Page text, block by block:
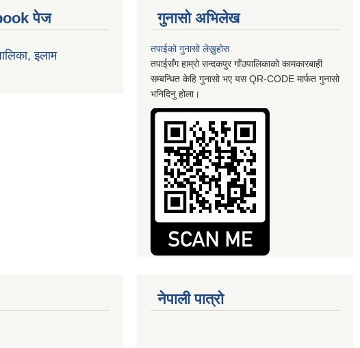
पेज
इलाम
गुनासो अभिलेख
तपाईको गुनासो लेख्नुहोस
तपाईसँग हाम्रो सन्दकपुर गाँउपालिकाको कामकारबाही
सम्बन्धित केहि गुनासो भए यस QR-CODE मार्फत गुनासो
भनिदिनु होला।
नेपाली पात्रो